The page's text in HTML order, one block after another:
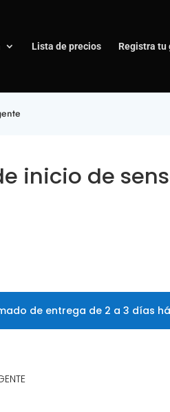
Lista de precios Registra tu
inicio de
de entrega de 2 a 3 días